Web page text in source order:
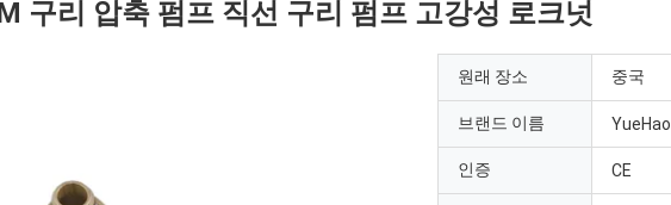
구리 압축 펌프 직선 구리 펌프 고강성 로크넛
원래 장소 중국
브랜드 이름 YueHao
인증 CE